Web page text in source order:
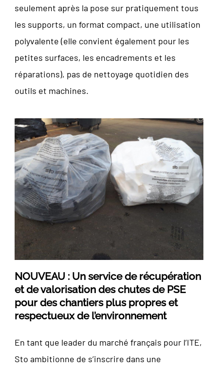
seulement après la pose sur pratiquement tous
les supports, un format compact, une utilisation
polyvalente (elle convient également pour les
petites surfaces, les encadrements et les
réparations), pas de nettoyage quotidien des
outils et machines.
NOUVEAU : Un service de récupération
et de valorisation des chutes de PSE
pour des chantiers plus propres et
respectueux de l’environnement
En tant que leader du marché français pour l’ITE,
Sto ambitionne de s’inscrire dans une